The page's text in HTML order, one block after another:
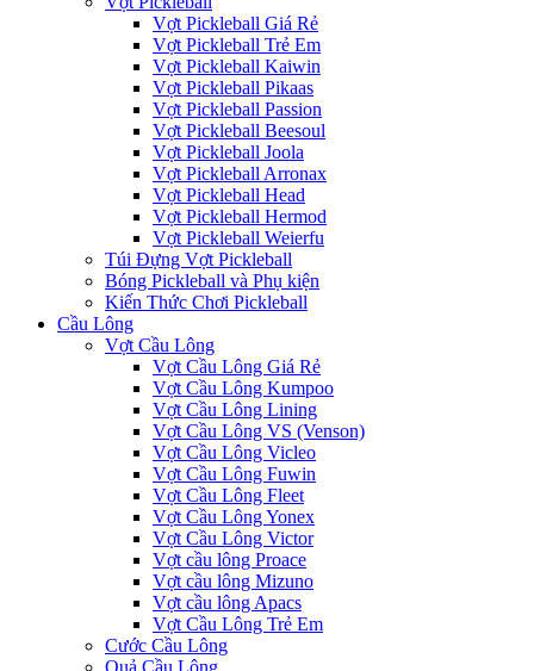
Vợt Pickleball Giá Rẻ
Vợt Pickleball Trẻ Em
Vợt Pickleball Kaiwin
Vợt Pickleball Pikaas
Vợt Pickleball Passion
Vợt Pickleball Beesoul
Vợt Pickleball Joola
Vợt Pickleball Arronax
Vợt Pickleball Head
Vợt Pickleball Hermod
Vợt Pickleball Weierfu
Túi Đựng Vợt Pickleball
Bóng Pickleball và Phụ kiện
Kiến Thức Chơi Pickleball
Cầu Lông
Vợt Cầu Lông
Vợt Cầu Lông Giá Rẻ
Vợt Cầu Lông Kumpoo
Vợt Cầu Lông Lining
Vợt Cầu Lông VS (Venson)
Vợt Cầu Lông Vicleo
Vợt Cầu Lông Fuwin
Vợt Cầu Lông Fleet
Vợt Cầu Lông Yonex
Vợt Cầu Lông Victor
Vợt cầu lông Proace
Vợt cầu lông Mizuno
Vợt cầu lông Apacs
Vợt Cầu Lông Trẻ Em
Cước Cầu Lông
Quả Cầu Lông